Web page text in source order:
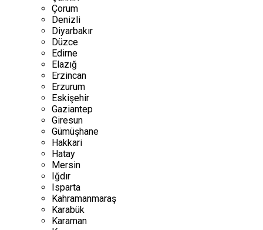
Çorum
Denizli
Diyarbakır
Düzce
Edirne
Elazığ
Erzincan
Erzurum
Eskişehir
Gaziantep
Giresun
Gümüşhane
Hakkari
Hatay
Mersin
Iğdır
Isparta
Kahramanmaraş
Karabük
Karaman